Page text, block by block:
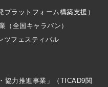
ラットフォーム構築支援）
（全国キャラバン）
ツフェスティバル
協力推進事業」（TICAD9関